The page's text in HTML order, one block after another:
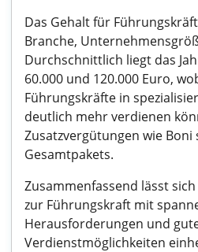
Das Gehalt für
Branche,
Durchschnittlich liegt das
60.000 und 120.000 Euro,
Führungskräfte in
deutlich mehr verdienen
Zusatzvergütungen wie Boni
Gesamtpakets.
Zusammenfassend lässt
zur Führungskraft mit
Herausforderungen und
Verdienstmöglichkeiten